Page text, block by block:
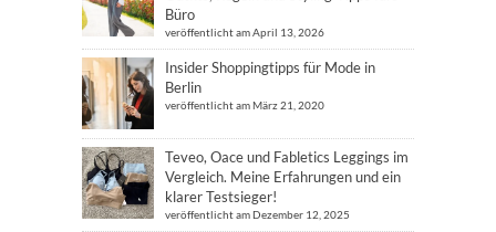
Büro
veröffentlicht am April 13, 2026
Insider Shoppingtipps für Mode in
Berlin
veröffentlicht am März 21, 2020
Teveo, Oace und Fabletics Leggings im
Vergleich. Meine Erfahrungen und ein
klarer Testsieger!
veröffentlicht am Dezember 12, 2025